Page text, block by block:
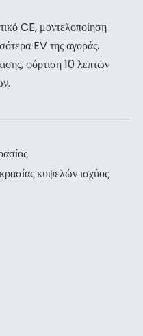
CE, μοντελοποίηση
EV της αγοράς.
φόρτιση 10 λεπτών
κυψελών ισχύος